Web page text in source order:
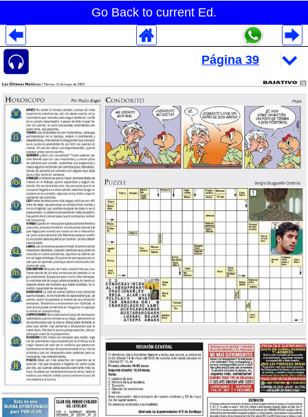
Go Back to current Ed.
Despliegues Analytics
Despliegues Totales
Despliegues por Rubros